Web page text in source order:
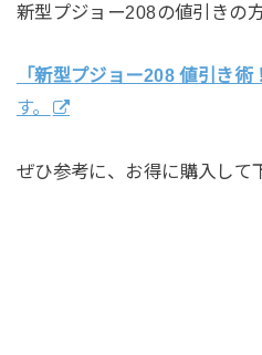
新型プジョー208の値引きの
「新型プジョー208 値引き術
す。
ぜひ参考に、お得に購入して